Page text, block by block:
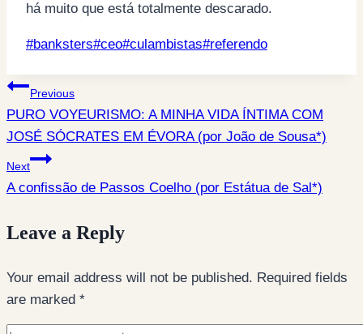
há muito que está totalmente descarado.
Post
#banksters#ceo#culambistas#referendo
Post
navigation
Previous
PURO VOYEURISMO: A MINHA VIDA ÍNTIMA COM
JOSÉ SÓCRATES EM ÉVORA (por João de Sousa*)
Next
A confissão de Passos Coelho (por Estátua de Sal*)
Leave a Reply
Your email address will not be published. Required fields
are marked *